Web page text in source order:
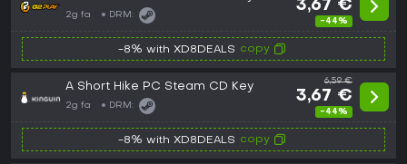
2g fa DRM:
3,67 €
-44%
-8% with XD8DEALS copy
A Short Hike PC Steam CD Key
2g fa DRM:
6,59 €
3,67 €
-44%
-8% with XD8DEALS copy